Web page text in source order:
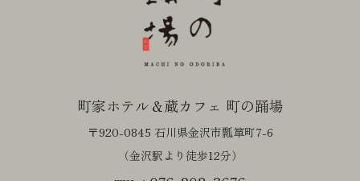
町家ホテル＆蔵カフェ 町の踊場
〒920-0845 石川県金沢市瓢箪町7-6
（金沢駅より徒歩12分）